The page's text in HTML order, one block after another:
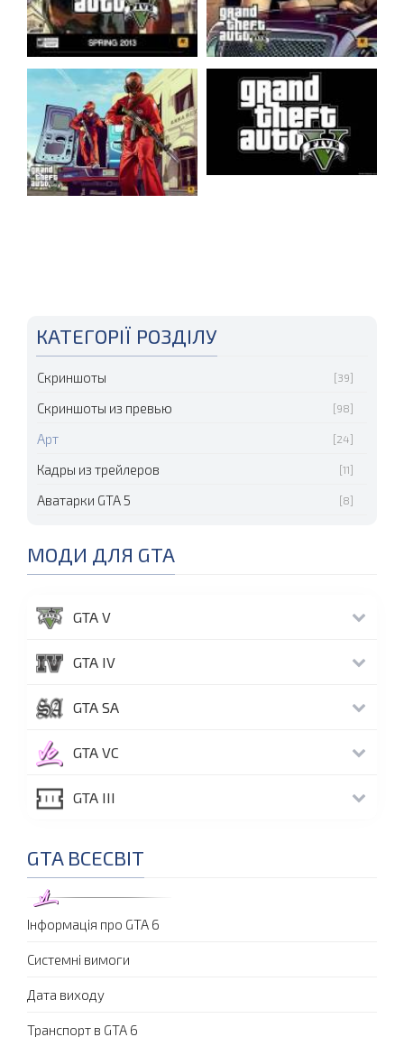
КАТЕГОРІЇ РОЗДІЛУ
Скриншоты [39]
Скриншоты из превью [98]
Арт [24]
Кадры из трейлеров [11]
Аватарки GTA 5 [8]
МОДИ ДЛЯ GTA
GTA V
GTA IV
GTA SA
GTA VC
GTA III
GTA ВСЕСВІТ
Інформація про GTA 6
Системні вимоги
Дата виходу
Транспорт в GTA 6